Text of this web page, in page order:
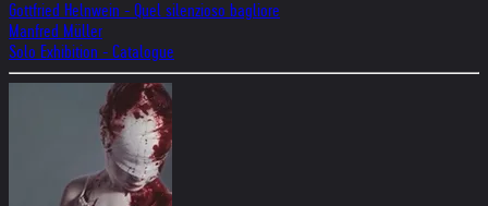
Gottfried Helnwein - Quel silenzioso bagliore
Manfred Müller
Solo Exhibition - Catalogue